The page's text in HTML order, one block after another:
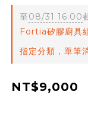
至08/31 16:00
Fortia矽膠廚具
指定分類，單筆
NT$9,000